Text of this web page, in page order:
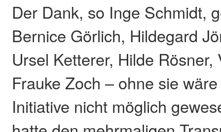
Der Dank, so Inge Schmidt,
Bernice Görlich, Hildegard
Ursel Ketterer, Hilde
Frauke Zoch – ohne sie
Initiative nicht möglich